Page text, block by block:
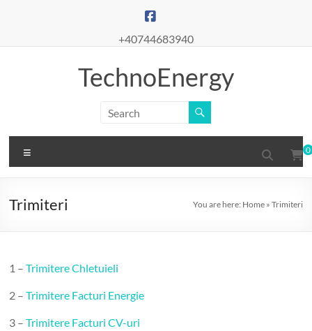
+40744683940
TechnoEnergy
0
Trimiteri You are here: Home» Trimiteri
1 –Trimitere Chletuieli
2 –Trimitere Facturi Energie
3 –Trimitere Facturi CV-uri